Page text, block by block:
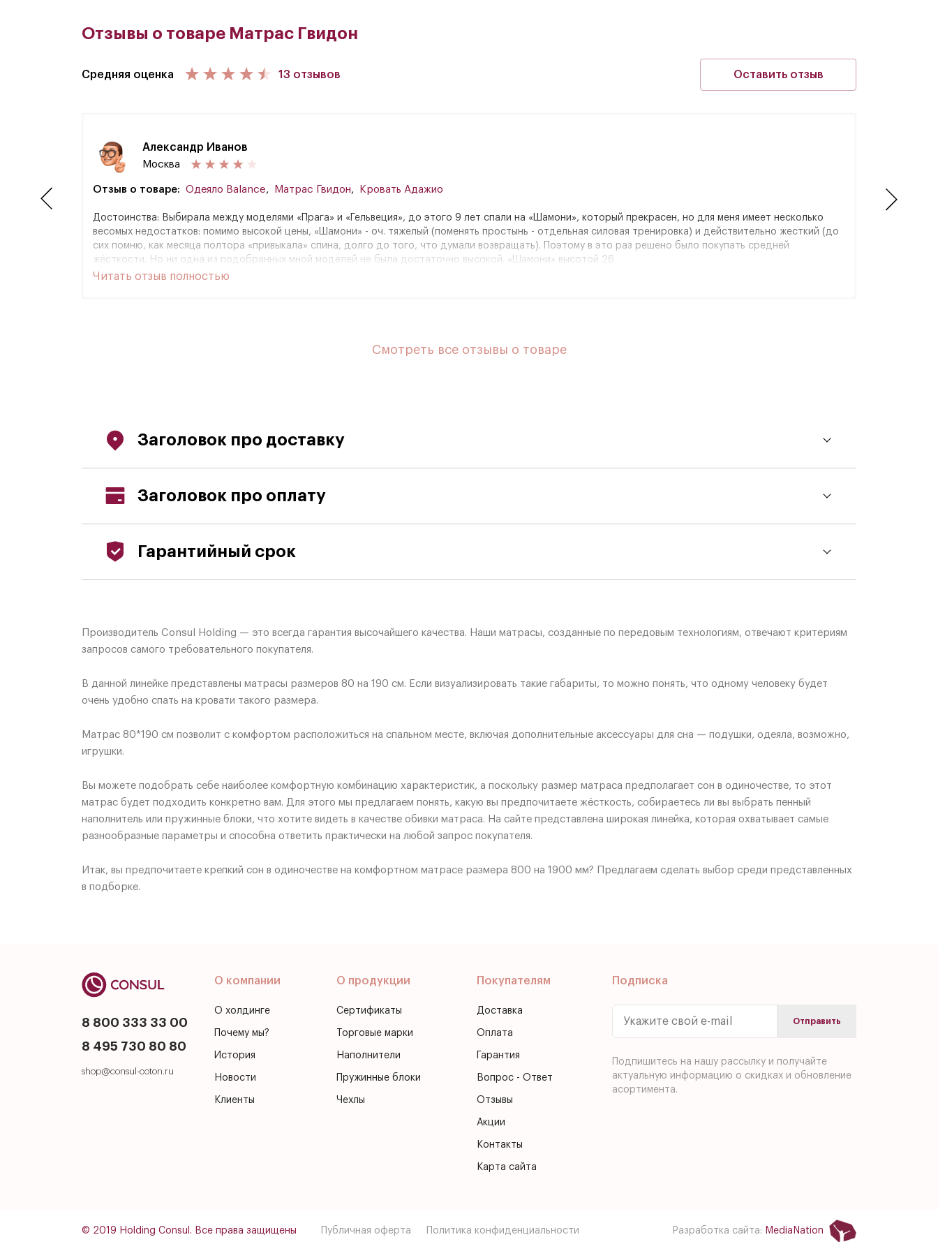
Отзывы о товаре Матрас Гвидон
Средняя оценка 13 отзывов Оставить отзыв
Александр Иванов
Москва
Отзыв о товаре: Одеяло Balance, Матрас Гвидон, Кровать Адажио
Достоинства: Выбирала между моделями «Прага» и «Гельвеция», до этого 9 лет спали на «Шамони», который прекрасен, но для меня имеет несколько
весомых недостатков: помимо высокой цены, «Шамони» - оч. тяжелый (поменять простынь - отдельная силовая тренировка) и действительно жесткий (до
сих помню, как месяца полтора «привыкала» спина, долго до того, что думали возвращать). Поэтому в это раз решено было покупать средней
жёсткости. Но ни одна из подобранных мной моделей не была достаточно высокой. «Шамони» высотой 26
Читать отзыв полностью
Отзыв о
Смотреть все отзывы о товаре
Заголовок про доставку
Заголовок про оплату
Гарантийный срок
Производитель Consul Holding — это всегда гарантия высочайшего качества. Наши матрасы, созданные по передовым технологиям, отвечают критериям
запросов самого требовательного покупателя.
В данной линейке представлены матрасы размеров 80 на 190 см. Если визуализировать такие габариты, то можно понять, что одному человеку будет
очень удобно спать на кровати такого размера.
Матрас 80*190 см позволит с комфортом расположиться на спальном месте, включая дополнительные аксессуары для сна — подушки, одеяла, возможно,
игрушки.
Вы можете подобрать себе наиболее комфортную комбинацию характеристик, а поскольку размер матраса предполагает сон в одиночестве, то этот
матрас будет подходить конкретно вам. Для этого мы предлагаем понять, какую вы предпочитаете жёсткость, собираетесь ли вы выбрать пенный
наполнитель или пружинные блоки, что хотите видеть в качестве обивки матраса. На сайте представлена широкая линейка, которая охватывает самые
разнообразные параметры и способна ответить практически на любой запрос покупателя.
Итак, вы предпочитаете крепкий сон в одиночестве на комфортном матрасе размера 800 на 1900 мм? Предлагаем сделать выбор среди представленных
в подборке.
8 800 333 33 00
8 495 730 80 80
shop@consul-coton.ru
О компании
О холдинге
Почему мы?
История
Новости
Клиенты
О продукции
Сертификаты
Торговые марки
Наполнители
Пружинные блоки
Чехлы
Покупателям
Доставка
Оплата
Гарантия
Вопрос - Ответ
Отзывы
Акции
Контакты
Карта сайта
Подписка
Подпишитесь на нашу рассылку и получайте
актуальную информацию о скидках и обновление
асортимента.
© 2019 Holding Consul. Все права защищены Публичная оферта Политика конфиденциальности Разработка сайта: MediaNation